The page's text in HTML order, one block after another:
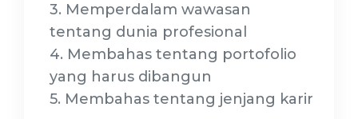
3. Memperdalam wawasan
tentang dunia profesional
4. Membahas tentang portofolio
yang harus dibangun
5. Membahas tentang jenjang karir